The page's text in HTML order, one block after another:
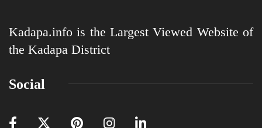
Kadapa.info is the Largest Viewed Website of
the Kadapa District
Social